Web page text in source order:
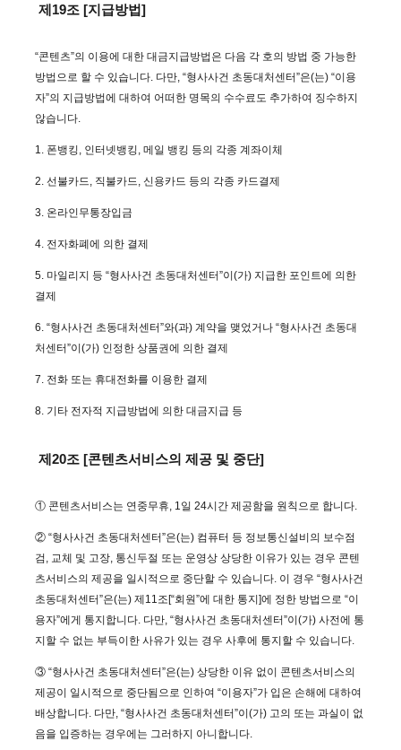
제19조 [지급방법]
“콘텐츠”의 이용에 대한 대금지급방법은 다음 각 호의 방법 중 가능한
방법으로 할 수 있습니다. 다만, “형사사건 초동대처센터”은(는) “이용
자”의 지급방법에 대하여 어떠한 명목의 수수료도 추가하여 징수하지
않습니다.
1. 폰뱅킹, 인터넷뱅킹, 메일 뱅킹 등의 각종 계좌이체
2. 선불카드, 직불카드, 신용카드 등의 각종 카드결제
3. 온라인무통장입금
4. 전자화폐에 의한 결제
5. 마일리지 등 “형사사건 초동대처센터”이(가) 지급한 포인트에 의한
결제
6. “형사사건 초동대처센터”와(과) 계약을 맺었거나 “형사사건 초동대
처센터”이(가) 인정한 상품권에 의한 결제
7. 전화 또는 휴대전화를 이용한 결제
8. 기타 전자적 지급방법에 의한 대금지급 등
제20조 [콘텐츠서비스의 제공 및 중단]
① 콘텐츠서비스는 연중무휴, 1일 24시간 제공함을 원칙으로 합니다.
② “형사사건 초동대처센터”은(는) 컴퓨터 등 정보통신설비의 보수점
검, 교체 및 고장, 통신두절 또는 운영상 상당한 이유가 있는 경우 콘텐
츠서비스의 제공을 일시적으로 중단할 수 있습니다. 이 경우 “형사사건
초동대처센터”은(는) 제11조[“회원”에 대한 통지]에 정한 방법으로 “이
용자”에게 통지합니다. 다만, “형사사건 초동대처센터”이(가) 사전에 통
지할 수 없는 부득이한 사유가 있는 경우 사후에 통지할 수 있습니다.
③ “형사사건 초동대처센터”은(는) 상당한 이유 없이 콘텐츠서비스의
제공이 일시적으로 중단됨으로 인하여 “이용자”가 입은 손해에 대하여
배상합니다. 다만, “형사사건 초동대처센터”이(가) 고의 또는 과실이 없
음을 입증하는 경우에는 그러하지 아니합니다.